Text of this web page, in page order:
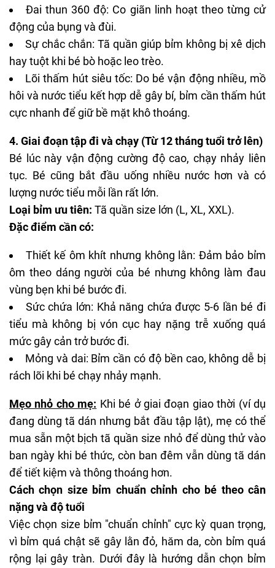
Đai thun 360 độ: Co giãn linh hoạt theo từng cử
động của bụng và đùi.
Sự chắc chắn: Tã quần giúp bỉm không bị xê dịch
hay tuột khi bé bò hoặc leo trèo.
Lõi thấm hút siêu tốc: Do bé vận động nhiều, mồ
hôi và nước tiểu kết hợp dễ gây bí, bỉm cần thấm hút
cực nhanh để giữ bề mặt khô thoáng.
4. Giai đoạn tập đi và chạy (Từ 12 tháng tuổi trở lên)
Bé lúc này vận động cường độ cao, chạy nhảy liên
tục. Bé cũng bắt đầu uống nhiều nước hơn và có
lượng nước tiểu mỗi lần rất lớn.
Loại bỉm ưu tiên: Tã quần size lớn (L, XL, XXL).
Đặc điểm cần có:
Thiết kế ôm khít nhưng không lằn: Đảm bảo bỉm
ôm theo dáng người của bé nhưng không làm đau
vùng bẹn khi bé bước đi.
Sức chứa lớn: Khả năng chứa được 5-6 lần bé đi
tiểu mà không bị vón cục hay nặng trễ xuống quá
mức gây cản trở bước đi.
Mỏng và dai: Bỉm cần có độ bền cao, không dễ bị
rách lõi khi bé chạy nhảy mạnh.
Mẹo nhỏ cho mẹ: Khi bé ở giai đoạn giao thời (ví dụ
đang dùng tã dán nhưng bắt đầu tập lật), mẹ có thể
mua sẵn một bịch tã quần size nhỏ để dùng thử vào
ban ngày khi bé thức, còn ban đêm vẫn dùng tã dán
để tiết kiệm và thông thoáng hơn.
Cách chọn size bỉm chuẩn chỉnh cho bé theo cân
nặng và độ tuổi
Việc chọn size bỉm "chuẩn chỉnh" cực kỳ quan trọng,
vì bỉm quá chật sẽ gây lằn đỏ, hăm da, còn bỉm quá
rộng lại gây tràn. Dưới đây là hướng dẫn chọn bỉm